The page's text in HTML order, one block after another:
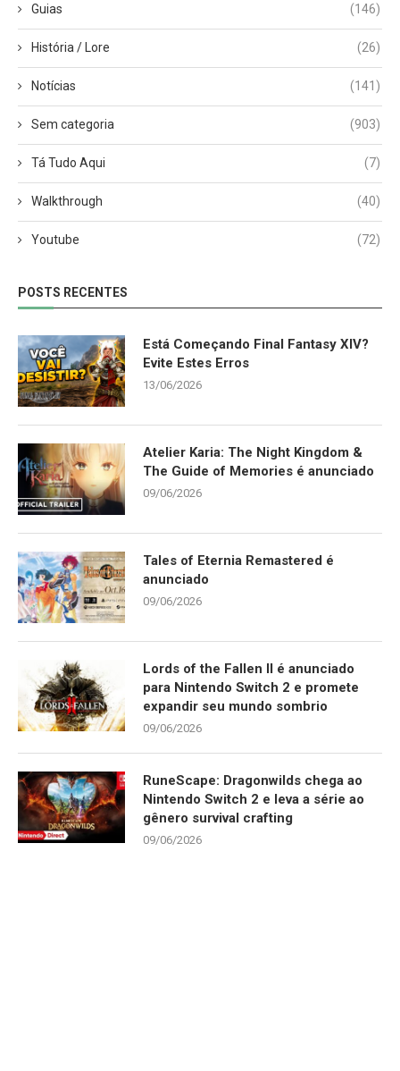
Guias (146)
História / Lore (26)
Notícias (141)
Sem categoria (903)
Tá Tudo Aqui (7)
Walkthrough (40)
Youtube (72)
POSTS RECENTES
Está Começando Final Fantasy XIV?
Evite Estes Erros
13/06/2026
Atelier Karia: The Night Kingdom &
The Guide of Memories é anunciado
09/06/2026
Tales of Eternia Remastered é
anunciado
09/06/2026
Lords of the Fallen II é anunciado
para Nintendo Switch 2 e promete
expandir seu mundo sombrio
09/06/2026
RuneScape: Dragonwilds chega ao
Nintendo Switch 2 e leva a série ao
gênero survival crafting
09/06/2026